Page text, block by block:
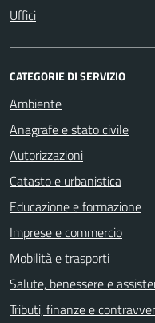
Uffici
CATEGORIE DI SERVIZIO
Ambiente
Anagrafe e stato civile
Autorizzazioni
Catasto e urbanistica
Educazione e formazione
Imprese e commercio
Mobilità e trasporti
Salute, benessere e
Tributi, finanze e